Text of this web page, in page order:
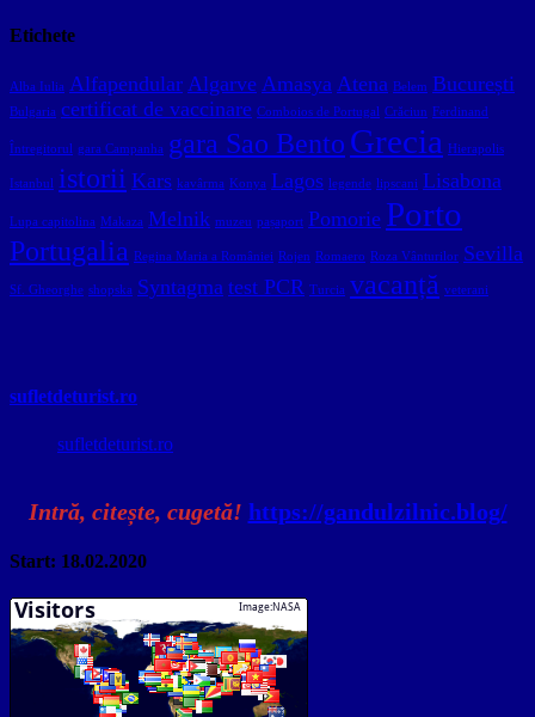
Etichete
Alba Iulia Alfapendular Algarve Amasya Atena Belem București
Bulgaria certificat de vaccinare Comboios de Portugal Crăciun Ferdinand
Întregitorul gara Campanha gara Sao Bento Grecia Hierapolis
Istanbul istorii Kars kavârma Konya Lagos legende lipscani Lisabona
Lupa capitolina Makaza Melnik muzeu pașaport Pomorie Porto
Portugalia Regina Maria a României Rojen Romaero Roza Vânturilor Sevilla
Sf. Gheorghe shopska Syntagma test PCR Turcia vacanță veterani
sufletdeturist.ro
sufletdeturist.ro
Intră, citește, cugetă! https://gandulzilnic.blog/
Start: 18.02.2020